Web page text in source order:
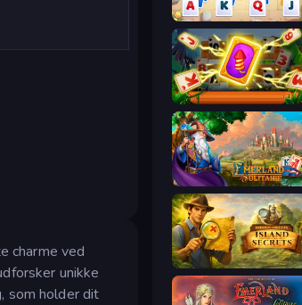
charme ved
unikke
som holder dit
Kings and Queens Solitaire TriPeaks
Solitaire: The Great Journey
Emerland Solitaire Card Game
Hidden Objects: Island Secrets